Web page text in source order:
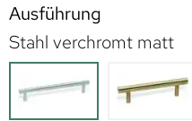
Ausführung
Stahl verchromt matt